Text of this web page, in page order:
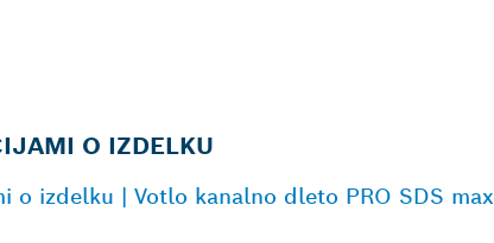
O IZDELKU
o izdelku | Votlo kanalno dleto PRO SDS